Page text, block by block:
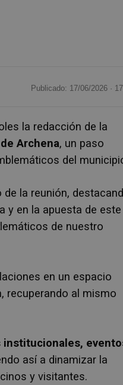
Publicado: 17/06/2026 ·
la redacción de la
Archena, un paso
del
de la reunión,
y en la apuesta de este
de nuestro
en un espacio
recuperando al mismo
institucionales,
así a dinamizar la
y visitantes.